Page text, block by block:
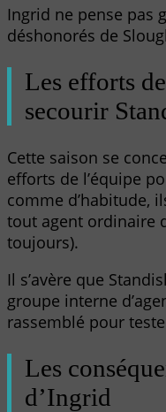
Ingrid ne pense pas
déshonorés de
Les efforts
secourir
Cette saison se
efforts de l’équipe
comme d’habitude,
tout agent ordinaire
toujours).
Il s’avère que
groupe interne
rassemblé pour
Les
d’Ingrid